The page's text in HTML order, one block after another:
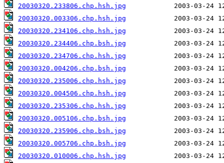
20030320.233806.chp.hsh.jpg
20030320.003306.chp.hsh.jpg
20030320.234106.chp.hsh.jpg
20030320.234406.chp.bsh.jpg
20030320.234706.chp.hsh.jpg
20030320.004206.chp.bsh.jpg
20030320.235006.chp.hsh.jpg
20030320.004506.chp.hsh.jpg
20030320.235306.chp.hsh.jpg
20030320.005106.chp.bsh.jpg
20030320.235906.chp.bsh.jpg
20030320.005706.chp.bsh.jpg
20030320.010006.chp.hsh.jpg